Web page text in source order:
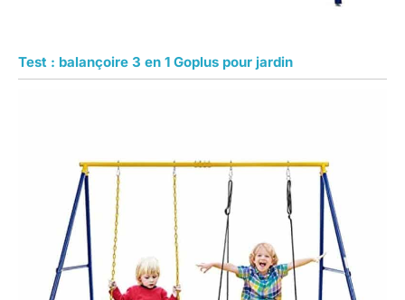
Test : balançoire 3 en 1 Goplus pour jardin